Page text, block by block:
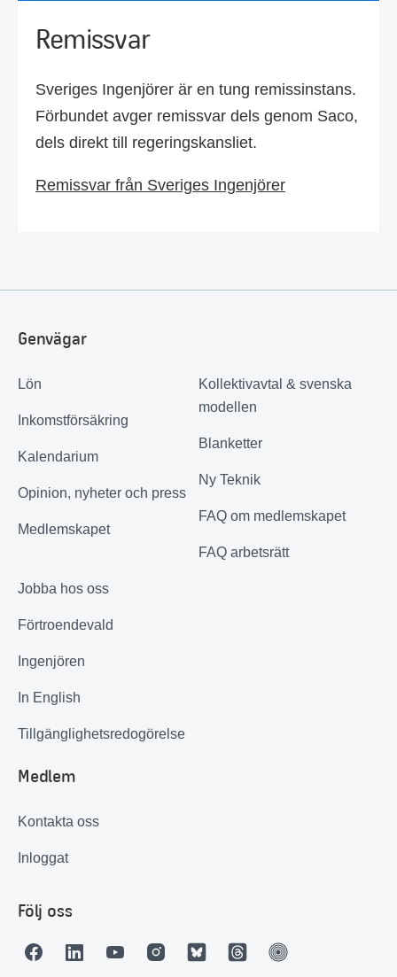
Remissvar
Sveriges Ingenjörer är en tung remissinstans.
Förbundet avger remissvar dels genom Saco,
dels direkt till regeringskansliet.
Remissvar från Sveriges Ingenjörer
Genvägar
Lön
Inkomstförsäkring
Kalendarium
Opinion, nyheter och press
Medlemskapet
Kollektivavtal & svenska
modellen
Blanketter
Ny Teknik
FAQ om medlemskapet
FAQ arbetsrätt
Jobba hos oss
Förtroendevald
Ingenjören
In English
Tillgänglighetsredogörelse
Medlem
Kontakta oss
Inloggat
Följ oss